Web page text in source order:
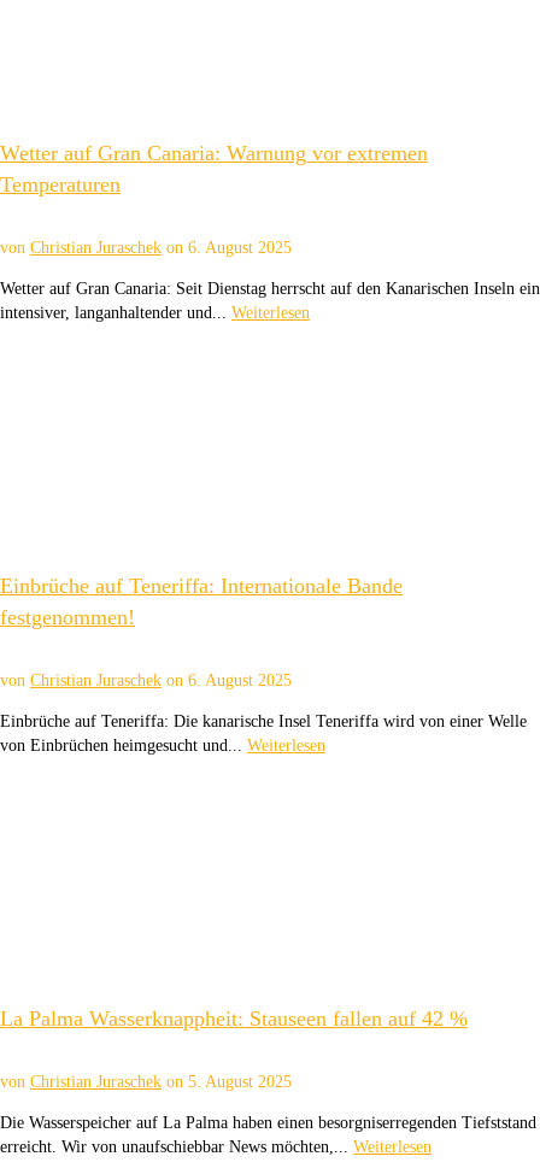
Wetter auf Gran Canaria: Warnung vor extremen
Temperaturen
von Christian Juraschek on 6. August 2025
Wetter auf Gran Canaria: Seit Dienstag herrscht auf den Kanarischen Inseln ein
intensiver, langanhaltender und... Weiterlesen
Einbrüche auf Teneriffa: Internationale Bande
festgenommen!
von Christian Juraschek on 6. August 2025
Einbrüche auf Teneriffa: Die kanarische Insel Teneriffa wird von einer Welle
von Einbrüchen heimgesucht und... Weiterlesen
La Palma Wasserknappheit: Stauseen fallen auf 42 %
von Christian Juraschek on 5. August 2025
Die Wasserspeicher auf La Palma haben einen besorgniserregenden Tiefststand
erreicht. Wir von unaufschiebbar News möchten,... Weiterlesen